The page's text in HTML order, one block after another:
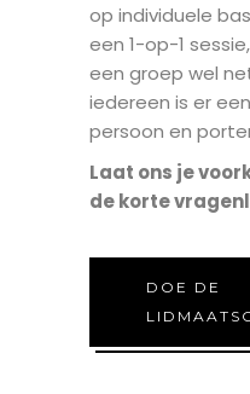
op individuele
een 1-op-1
een groep wel
iedereen is er
persoon en
Laat ons je
de korte
DOE DE